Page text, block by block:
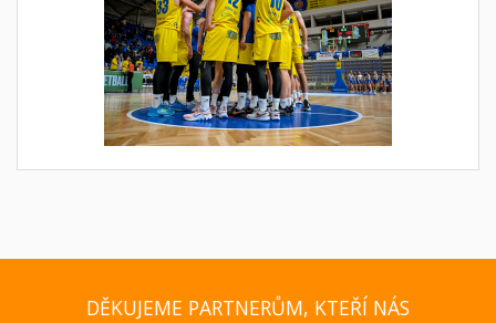
DĚKUJEME PARTNERŮM, KTEŘÍ NÁS